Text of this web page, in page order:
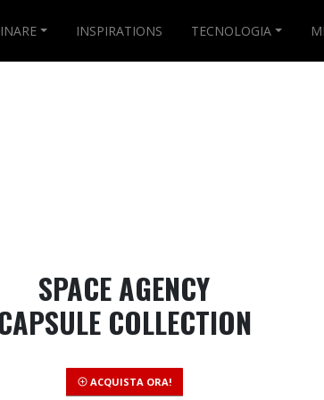
INSPIRATIONS TECNOLOGIA
SPACE AGENCY
COLLECTION
ACQUISTA ORA!